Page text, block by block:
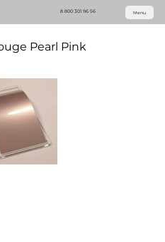
8 800 301 96 56 Menu
Pearl Pink